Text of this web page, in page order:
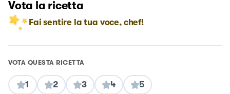
Vota la ricetta
Fai sentire la tua voce, chef!
VOTA QUESTA RICETTA
1 2 3 4 5